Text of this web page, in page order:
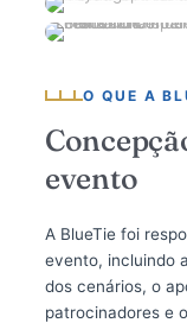
O QUE A
evento
A BlueTie foi
evento, incluindo
dos cenários, o
patrocinadores e